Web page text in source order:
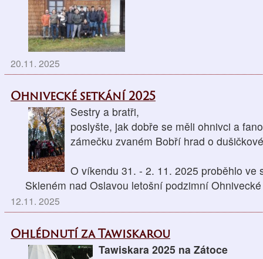
20.11. 2025
Ohnivecké setkání 2025
Sestry a bratři,
poslyšte, jak dobře se měli ohnivci a
zámečku zvaném Bobří hrad o
O víkendu 31. - 2. 11. 2025 proběhlo ve
Skleném nad Oslavou letošní podzimní
12.11. 2025
Ohlédnutí za Tawiskarou
Tawiskara 2025 na Zátoce